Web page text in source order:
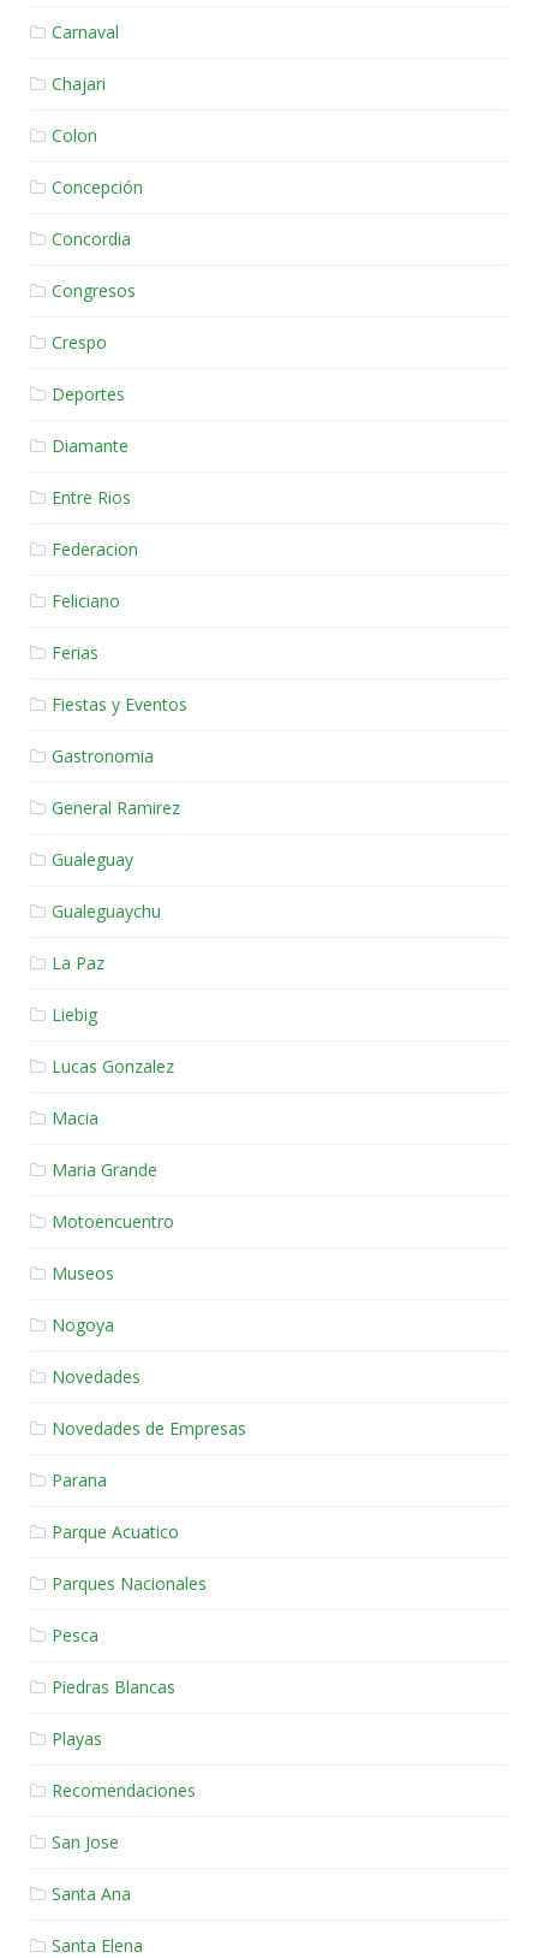
Carnaval
Chajari
Colon
Concepción
Concordia
Congresos
Crespo
Deportes
Diamante
Entre Rios
Federacion
Feliciano
Ferias
Fiestas y Eventos
Gastronomia
General Ramirez
Gualeguay
Gualeguaychu
La Paz
Liebig
Lucas Gonzalez
Macia
Maria Grande
Motoencuentro
Museos
Nogoya
Novedades
Novedades de Empresas
Parana
Parque Acuatico
Parques Nacionales
Pesca
Piedras Blancas
Playas
Recomendaciones
San Jose
Santa Ana
Santa Elena